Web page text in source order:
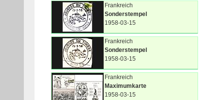
Frankreich
Sonderstempel
1958-03-15
Frankreich
Sonderstempel
1958-03-15
Frankreich
Maximumkarte
1958-03-15